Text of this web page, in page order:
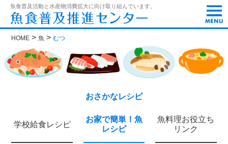
魚食普及活動と水産物消費拡大に向け取り組んでいます。
t
o
g
g
e
n
a
n
HOME >魚 >むつ
おさかなレシピ
学校給食レシピ
お家で簡単！魚
レシピ
魚料理お役立ち
リンク